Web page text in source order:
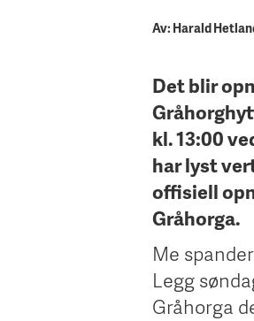
Av: Harald
Det blir
kl. 13:00
har lyst
offisiell
Gråhorga.
Me
Legg
Gråhorga